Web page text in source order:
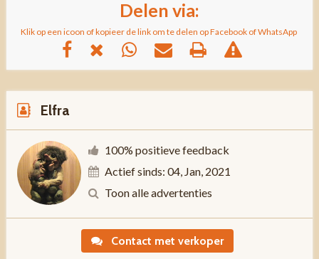
Delen via:
Klik op een icoon of kopieer de link om te delen op Facebook of WhatsApp
Elfra
100% positieve feedback
Actief sinds: 04, Jan, 2021
Toon alle advertenties
Contact met verkoper